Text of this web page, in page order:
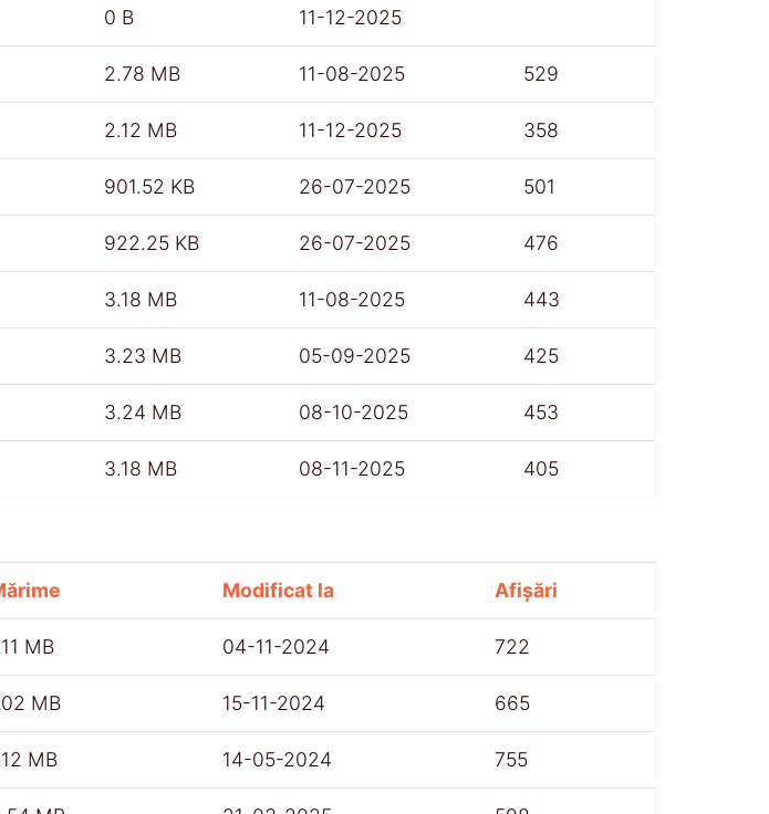
0 B 11-12-2025
2.78 MB 11-08-2025 529
2.12 MB 11-12-2025 358
901.52 KB 26-07-2025 501
922.25 KB 26-07-2025 476
3.18 MB 11-08-2025 443
3.23 MB 05-09-2025 425
3.24 MB 08-10-2025 453
3.18 MB 08-11-2025 405
Modificat la Afișări
MB 04-11-2024 722
MB 15-11-2024 665
MB 14-05-2024 755